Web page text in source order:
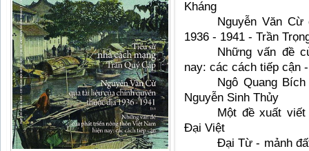
Kháng
Nguyễn Văn
1936 - 1941 - Trần
Những vấn đề
nay: các cách tiếp cận
Ngô Quang
Nguyễn Sinh Thủy
Một đề xuất
Đại Việt
Đại Từ - mảnh